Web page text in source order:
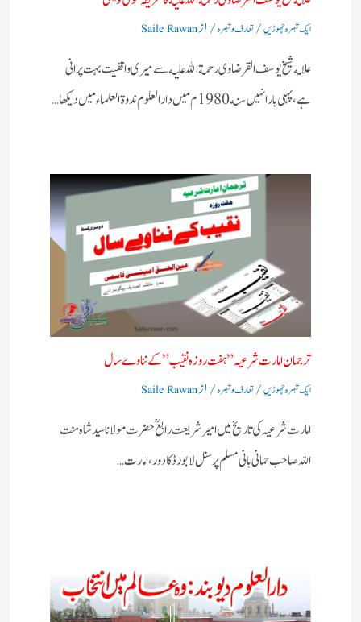
ایک تبصرہ چھوڑیں/تعارف و تبصرہ/ ازSaile Rawan
علامه شيخ يوسف القرضاوى رحمة الله عليه سے ميرى واقفيت بہت پرانى
ہے، پہلى بار انہيں سنه 1980م ميں دار العلوم ندوة العلماء ميں ديكها…
ترجمان امارت شرعیہ”ہفت روزہ نقیب” کے نناوے سال
ایک تبصرہ چھوڑیں/تعارف و تبصرہ/ ازSaile Rawan
امارت شرعیہ کی تاریخ میں امیر شریعت رابع ؒ حضرت مولانا سید شاہ منت
اللہ صاحب حمانی بانی مسلم پرسنل لا بورڈ کا دور ،امارت…